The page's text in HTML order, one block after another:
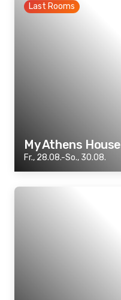
Last Rooms
My Athens House
Fr., 28.08.-So., 30.08.